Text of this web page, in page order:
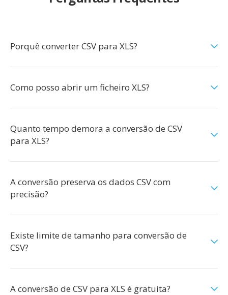
Porquê converter CSV para XLS?
Como posso abrir um ficheiro XLS?
Quanto tempo demora a conversão de CSV
para XLS?
A conversão preserva os dados CSV com
precisão?
Existe limite de tamanho para conversão de
CSV?
A conversão de CSV para XLS é gratuita?